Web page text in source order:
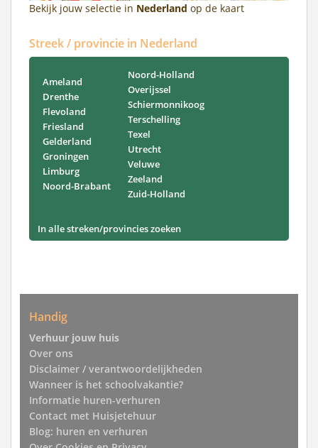
Bekijk jouw selectie in Nederland op de kaart
Streek / provincie in Nederland
Ameland
Drenthe
Flevoland
Friesland
Gelderland
Groningen
Limburg
Noord-Brabant
Noord-Holland
Overijssel
Schiermonnikoog
Terschelling
Texel
Utrecht
Veluwe
Zeeland
Zuid-Holland
In alle streken/provincies zoeken
Handig
Verhuur jouw huis
Over ons
Disclaimer / verantwoordelijkheden
Wanneer is het schoolvakantie?
Informatie huren-verhuren
Contact met Huisjetehuur
Blog: huren en verhuren